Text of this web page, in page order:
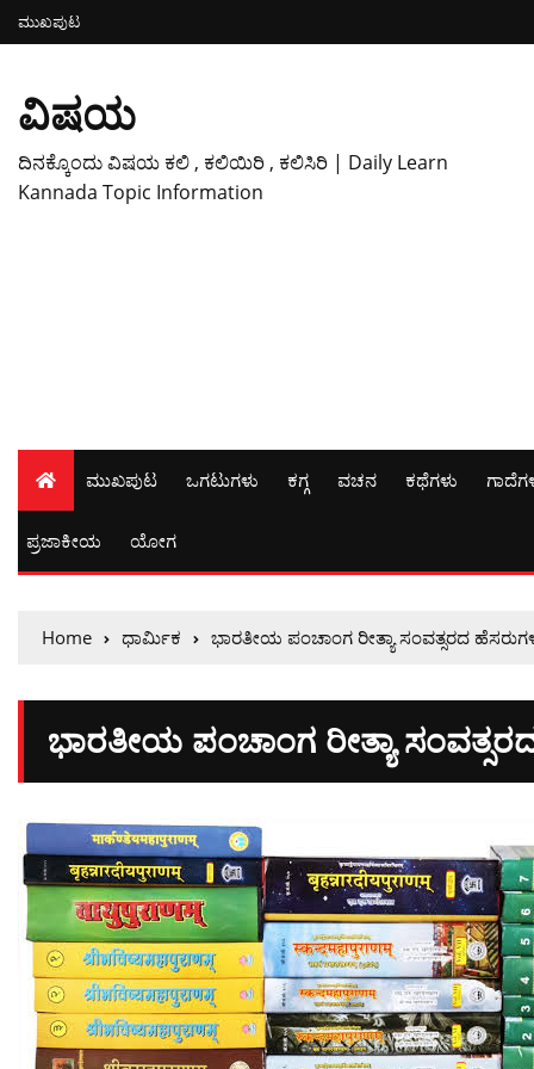
ಮುಖಪುಟ
ವಿಷಯ
ದಿನಕ್ಕೊಂದು ವಿಷಯ ಕಲಿ , ಕಲಿಯಿರಿ , ಕಲಿಸಿರಿ | Daily Learn
Kannada Topic Information
ಮುಖಪುಟ ಒಗಟುಗಳು ಕಗ್ಗ ವಚನ ಕಥೆಗಳು
ಪ್ರಜಾಕೀಯ ಯೋಗ
Home ಧಾರ್ಮಿಕ ಭಾರತೀಯ ಪಂಚಾಂಗ ರೀತ್ಯಾ ಸಂವತ್ಸರದ
ಭಾರತೀಯ ಪಂಚಾಂಗ ರೀತ್ಯಾ